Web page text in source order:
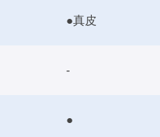
●真皮
-
●